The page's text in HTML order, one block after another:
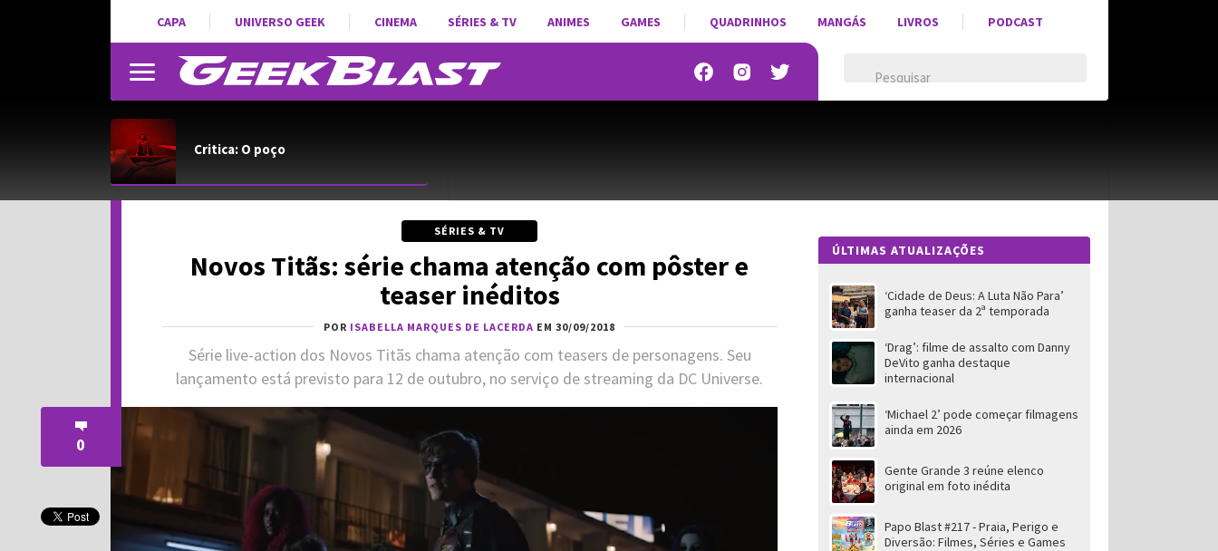
CAPA UNIVERSO GEEK CINEMA SÉRIES & TV ANIMES GAMES QUADRINHOS MANGÁS LIVROS PODCAST
Critica: O poço
SÉRIES & TV
Novos Titãs: série chama atenção com pôster e
teaser inéditos
POR ISABELLA MARQUES DE LACERDA EM 30/09/2018
Série live-action dos Novos Titãs chama atenção com teasers de personagens. Seu
lançamento está previsto para 12 de outubro, no serviço de streaming da DC Universe.
0
ÚLTIMAS ATUALIZAÇÕES
‘Cidade de Deus: A Luta Não Para’
ganha teaser da 2ª temporada
‘Drag’: filme de assalto com Danny
DeVito ganha destaque
internacional
‘Michael 2’ pode começar filmagens
ainda em 2026
Gente Grande 3 reúne elenco
original em foto inédita
Papo Blast #217 - Praia, Perigo e
Diversão: Filmes, Séries e Games